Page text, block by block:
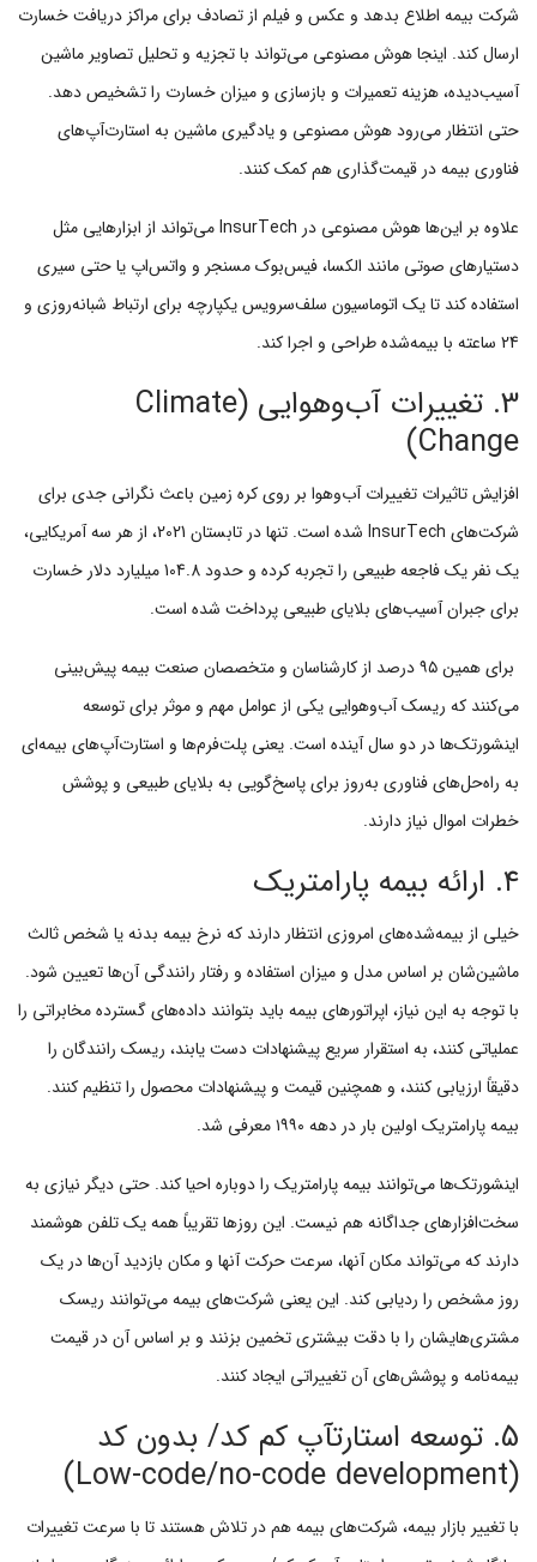
شرکت بیمه اطلاع بدهد و عکس و فیلم از تصادف برای مراکز دریافت خسارت
ارسال کند. اینجا هوش مصنوعی می‌تواند با تجزیه و تحلیل تصاویر ماشین
آسیب‌دیده، هزینه تعمیرات و بازسازی و میزان خسارت را تشخیص دهد.
حتی انتظار می‌رود هوش مصنوعی و یادگیری ماشین به استارت‌آپ‌های
فناوری بیمه در قیمت‌گذاری هم کمک کنند.
علاوه بر این‌ها هوش مصنوعی در InsurTech می‌تواند از ابزارهایی مثل
دستیارهای صوتی مانند الکسا، فیس‌بوک مسنجر و واتس‌اپ یا حتی سیری
استفاده کند تا یک اتوماسیون سلف‌سرویس یکپارچه برای ارتباط شبانه‌روزی و
24 ساعته با بیمه‌شده طراحی و اجرا کند.
3. تغییرات آب‌و‌هوایی (Climate
Change)
افزایش تاثیرات تغییرات آب‌و‌هوا بر روی کره زمین باعث نگرانی جدی برای
شرکت‌های InsurTech شده است. تنها در تابستان 2021، از هر سه آمریکایی،
یک نفر یک فاجعه طبیعی را تجربه کرده و حدود 104.8 میلیارد دلار خسارت
برای جبران آسیب‌های بلایای طبیعی پرداخت شده است.
برای همین ۹۵ درصد از کارشناسان و متخصصان صنعت بیمه پیش‌بینی
می‌کنند که ریسک آب‌وهوایی یکی از عوامل مهم و موثر برای توسعه
اینشورتک‌ها در دو سال آینده است. یعنی پلت‌فرم‌ها و استارت‌آپ‌های بیمه‌ای
به راه‌حل‌های فناوری به‌روز برای پاسخ‌گویی به بلایای طبیعی و پوشش
خطرات اموال نیاز دارند.
۴. ارائه بیمه پارامتریک
خیلی از بیمه‌شده‌های امروزی انتظار دارند که نرخ‌ بیمه بدنه یا شخص ثالث
ماشین‌شان بر اساس مدل و میزان استفاده و رفتار رانندگی آن‌ها تعیین شود.
با توجه به این نیاز، اپراتورهای بیمه باید بتوانند داده‌های گسترده مخابراتی را
عملیاتی کنند، به استقرار سریع پیشنهادات دست یابند، ریسک رانندگان را
دقیقاً ارزیابی کنند، و همچنین قیمت و پیشنهادات محصول را تنظیم کنند.
بیمه پارامتریک اولین بار در دهه ۱۹۹۰ معرفی شد.
اینشورتک‌ها می‌توانند بیمه پارامتریک را دوباره احیا کند. حتی دیگر نیازی به
سخت‌افزارهای جداگانه هم نیست. این روزها تقریباً همه یک تلفن هوشمند
دارند که می‌تواند مکان آنها، سرعت حرکت آنها و مکان بازدید آن‌ها در یک
روز مشخص را ردیابی کند. این یعنی شرکت‌های بیمه می‌توانند ریسک
مشتری‌هایشان را با دقت بیشتری تخمین بزنند و بر اساس آن در قیمت
بیمه‌نامه و پوشش‌های آن تغییراتی ایجاد کنند.
5. توسعه استارتآپ کم کد/ بدون کد
(Low-code/no-code development)
با تغییر بازار بیمه، شرکت‌های بیمه هم در تلاش هستند تا با سرعت تغییرات